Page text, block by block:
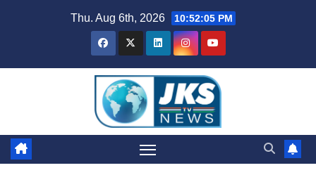
Thu. Aug 6th, 2026 10:52:06 PM